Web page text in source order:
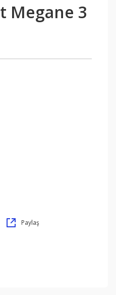
Megane 3
Paylaş